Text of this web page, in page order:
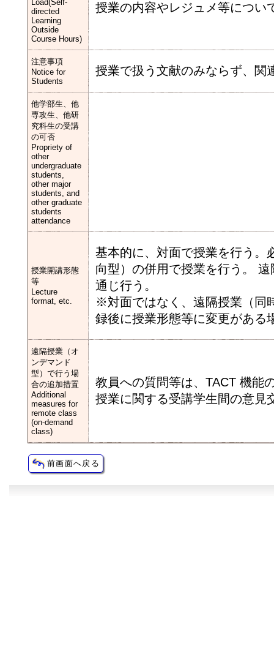
Load(Self-
directed
Learning
Outside
Course Hours)
授業の内容やレジュメ等につい
注意事項
Notice for
Students
授業で扱う文献のみならず、関
他学部生、他
専攻生、他研
究科生の受講
の可否
Propriety of
other
undergraduate
students,
other major
students, and
other graduate
students
attendance
授業開講形態
等
Lecture
format, etc.
基本的に、対面で授業を行う。
向型）の併⽤で授業を行う。
通じ⾏う。
※対面ではなく、遠隔授業（同
録後に授業形態等に変更がある
遠隔授業（オ
ンデマンド
型）で行う場
合の追加措置
Additional
measures for
remote class
(on-demand
class)
教員への質問等は、TACT 機能
授業に関する受講学⽣間の意⾒